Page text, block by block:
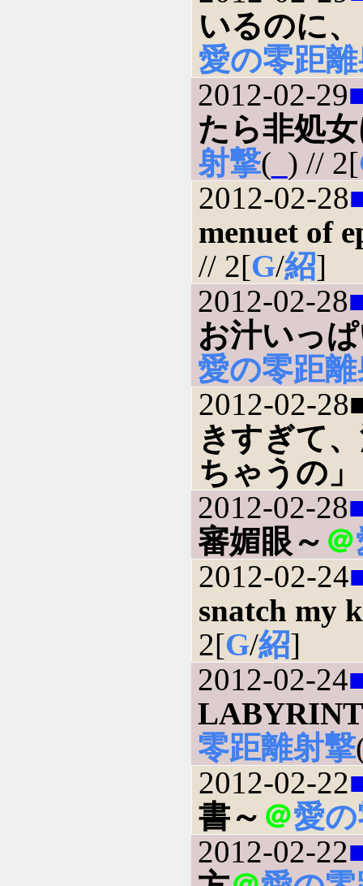
いるのに
愛の零距
2012-02-29
たら非処
射撃( ) // 2[
2012-02-28
menuet of
// 2[G/紹]
2012-02-28
お汁いっ
愛の零距
2012-02-
きすぎて
ちゃうの」
2012-02-28
審媚眼～ ＠
2012-02-24
snatch my
2[G/紹]
2012-02-24
零距離射撃
2012-02-22
書～ ＠愛
2012-02-22